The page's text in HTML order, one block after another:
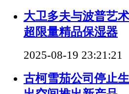
大卫多夫与波普艺
超限量精品保湿器
2025-08-19 23:21:21
古柯雪茄公司停止